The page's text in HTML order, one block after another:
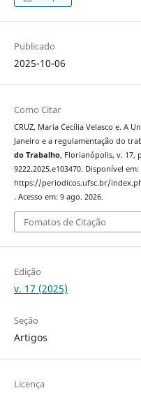
Publicado
2025-10-06
Como Citar
CRUZ, Maria Cecília Velasco e. A
Janeiro e a regulamentação do
do Trabalho, Florianópolis, v. 17,
9222.2025.e103470. Disponível em:
https://periodicos.ufsc.br/
. Acesso em: 9 ago. 2026.
Fomatos de Citação
Edição
v. 17 (2025)
Seção
Artigos
Licença